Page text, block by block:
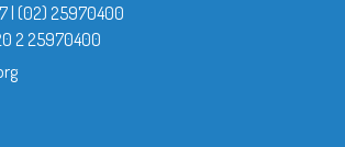
| (02) 25970400
2 25970400